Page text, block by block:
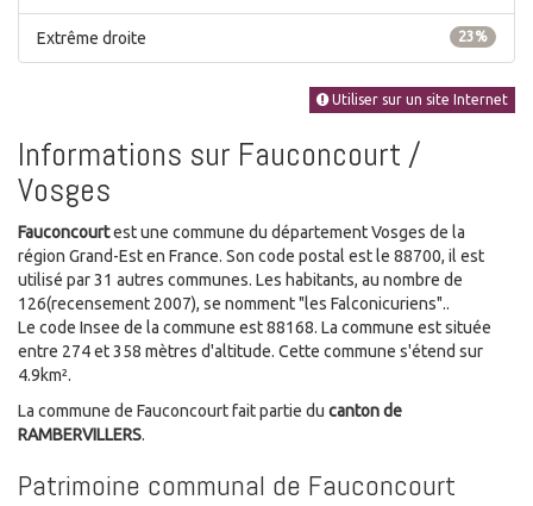
23%
Extrême droite
Utiliser sur un site Internet
Informations sur Fauconcourt /
Vosges
Fauconcourtest une commune du département Vosges de la
région Grand-Est en France. Son code postal est le 88700, il est
utilisé par 31 autres communes. Les habitants, au nombre de
126(recensement 2007), se nomment "les Falconicuriens"..
Le code Insee de la commune est 88168. La commune est située
entre 274 et 358 mètres d'altitude. Cette commune s'étend sur
4.9km².
La commune de Fauconcourt fait partie du canton de
RAMBERVILLERS.
Patrimoine communal de Fauconcourt